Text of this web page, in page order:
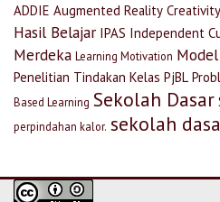
ADDIE Augmented Reality Creativity
Hasil Belajar IPAS Independent
Merdeka Learning Motivation Model
Penelitian Tindakan Kelas PjBL
Based Learning Sekolah Dasar
perpindahan kalor. sekolah